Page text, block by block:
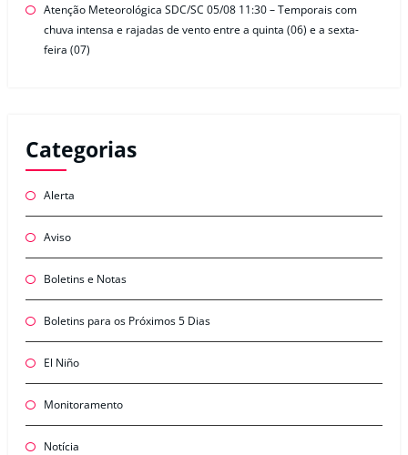
Atenção Meteorológica SDC/SC 05/08 11:30 – Temporais com
chuva intensa e rajadas de vento entre a quinta (06) e a sexta-
feira (07)
Categorias
Alerta
Aviso
Boletins e Notas
Boletins para os Próximos 5 Dias
El Niño
Monitoramento
Notícia